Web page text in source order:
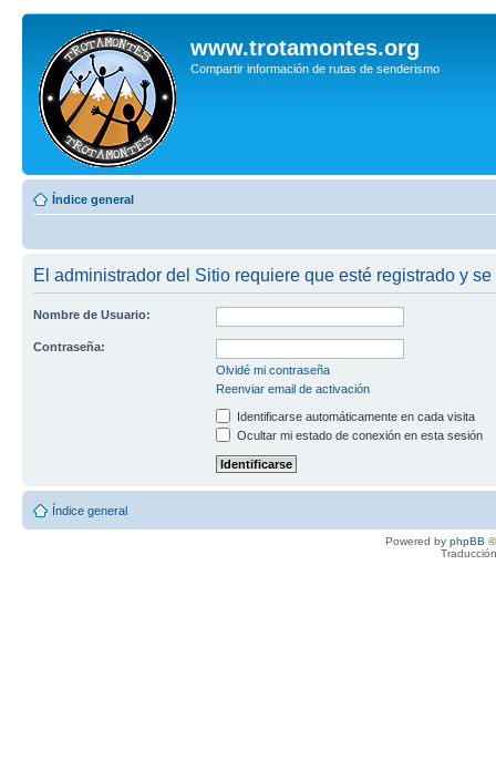
www.trotamontes.org
Compartir información de rutas de senderismo
Índice general
El administrador del Sitio requiere que esté registrado y
Nombre de Usuario:
Contraseña:
Olvidé mi contraseña
Reenviar email de activación
Identificarse automáticamente en cada visita
Ocultar mi estado de conexión en esta sesión
Índice general
Powered by phpBB